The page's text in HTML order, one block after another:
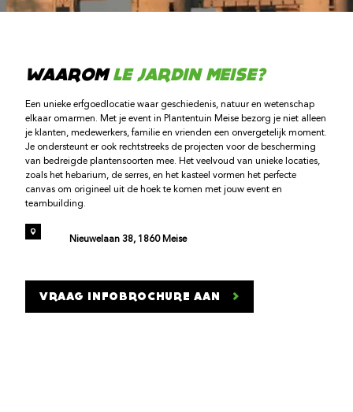
WAAROMLE JARDIN MEISE?
Een unieke erfgoedlocatie waar geschiedenis, natuur en wetenschap
elkaar omarmen. Met je event in Plantentuin Meise bezorg je niet alleen
je klanten, medewerkers, familie en vrienden een onvergetelijk moment.
Je ondersteunt er ook rechtstreeks de projecten voor de bescherming
van bedreigde plantensoorten mee. Het veelvoud van unieke locaties,
zoals het hebarium, de serres, en het kasteel vormen het perfecte
canvas om origineel uit de hoek te komen met jouw event en
teambuilding.
Nieuwelaan 38, 1860 Meise
VRAAG INFOBROCHURE AAN